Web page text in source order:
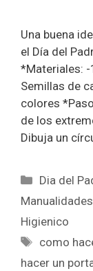
Una buena
el Día del
*Materiales: -
Semillas de
colores
de los
Dibuja un
Dia del
Higienico
como
hacer un